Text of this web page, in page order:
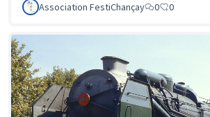
Association FestiChançay
0 0